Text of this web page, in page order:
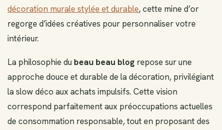
décoration murale stylée et durable, cette mine d’or
regorge d’idées créatives pour personnaliser votre
intérieur.
La philosophie du beau beau blog repose sur une
approche douce et durable de la décoration, privilégiant
la slow déco aux achats impulsifs. Cette vision
correspond parfaitement aux préoccupations actuelles
de consommation responsable, tout en proposant des